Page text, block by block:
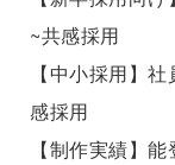
~共感採用
【中小採用】
感採用
【制作実績】